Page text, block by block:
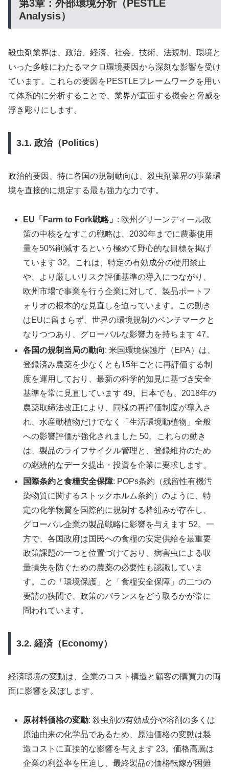
第3章：外部環境分析（PESTLE
Analysis）
殺虫剤業界は、政治、経済、社会、技術、法規制、環境と
いった多岐にわたるマクロ環境要因から深刻な影響を受け
ています。これらの要因をPESTLEフレームワークを用い
て体系的に分析することで、業界が直面する機会と脅威を
浮き彫りにします。
3.1. 政治（Politics）
政治的要因、特に各国の規制動向は、殺虫剤業界の事業環
境を直接的に規定する最も強力な力です。
EU「Farm to Fork戦略」 : 欧州グリーンディール政
策の中核をなすこの戦略は、2030年までに農薬使用
量を50%削減するという極めて野心的な目標を掲げ
ています 32。これは、特定の有効成分の使用禁止
や、より厳しいリスク評価基準の導入につながり、
欧州市場で事業を行う企業に対して、製品ポートフ
ォリオの根本的な見直しを迫っています。この動き
はEUに留まらず、世界の環境規制のベンチマークと
なりつつあり、グローバルな影響力を持ちます 47。
各国の規制当局の動向: 米国環境保護庁（EPA）は、
登録済み農薬を少なくとも15年ごとに再評価する制
度を運用しており、最新の科学的知見に基づき安全
基準を常に見直しています 49。日本でも、2018年の
農薬取締法改正により、同様の再評価制度が導入さ
れ、水産動植物だけでなく「生活環境動植物」全般
への影響評価が強化されました 50。これらの動き
は、製品のライフサイクル管理と、登録維持のため
の継続的なデータ提出・投資を企業に要求します。
国際条約と食糧安全保障: POPs条約（残留性有機汚
染物質に関するストックホルム条約）のように、特
定の化学物質を国際的に規制する枠組みが存在し、
グローバル企業の製品戦略に影響を与えます 52。一
方で、各国政府は国民への食糧の安定供給を最重要
政策課題の一つと位置づけており、病害虫による収
量損失を防ぐための農薬の必要性も認識していま
す。この「環境保護」と「食糧安全保障」の二つの
要請の狭間で、政策のバランスをどう取るかが常に
問われています。
3.2. 経済（Economy）
経済環境の変動は、企業のコスト構造と顧客の購買力の両
面に影響を及ぼします。
原材料価格の変動: 殺虫剤の有効成分や溶剤の多くは
原油由来の化学品であるため、原油価格の変動は製
造コストに直接的な影響を与えます 23。価格高騰は
企業の利益率を圧迫し、最終製品の価格転嫁が困難